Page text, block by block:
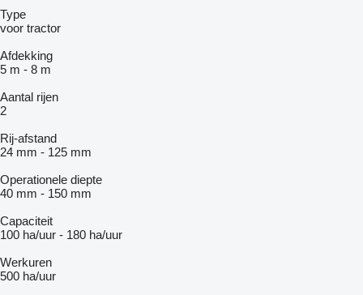
Type
voor tractor
Afdekking
5 m - 8 m
Aantal rijen
2
Rij-afstand
24 mm - 125 mm
Operationele diepte
40 mm - 150 mm
Capaciteit
100 ha/uur - 180 ha/uur
Werkuren
500 ha/uur